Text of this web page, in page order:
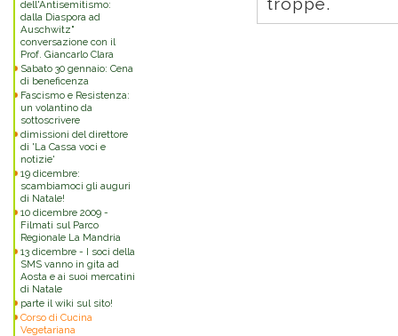
dell'Antisemitismo:
dalla Diaspora ad
Auschwitz"
conversazione con il
Prof. Giancarlo Clara
Sabato 30 gennaio: Cena
di beneficenza
Fascismo e Resistenza:
un volantino da
sottoscrivere
dimissioni del direttore
di 'La Cassa voci e
notizie'
19 dicembre:
scambiamoci gli auguri
di Natale!
10 dicembre 2009 -
Filmati sul Parco
Regionale La Mandria
13 dicembre - I soci della
SMS vanno in gita ad
Aosta e ai suoi mercatini
di Natale
parte il wiki sul sito!
Corso di Cucina
Vegetariana